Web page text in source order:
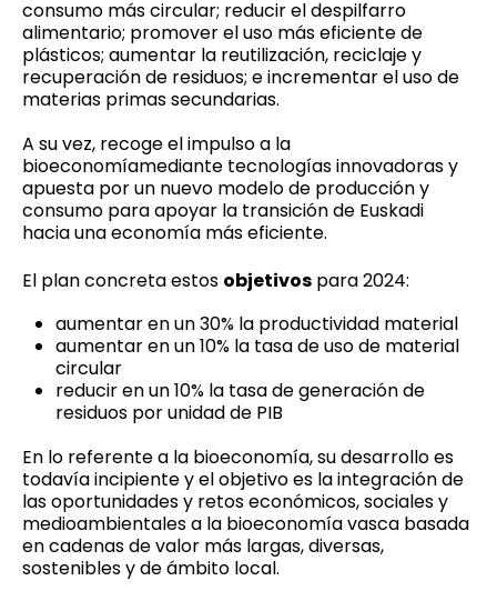
consumo más circular; reducir el despilfarro
alimentario; promover el uso más eficiente de
plásticos; aumentar la reutilización, reciclaje y
recuperación de residuos; e incrementar el uso de
materias primas secundarias.
A su vez, recoge el impulso a la
bioeconomíamediante tecnologías innovadoras y
apuesta por un nuevo modelo de producción y
consumo para apoyar la transición de Euskadi
hacia una economía más eficiente.
El plan concreta estos objetivos para 2024:
aumentar en un 30% la productividad material
aumentar en un 10% la tasa de uso de material
circular
reducir en un 10% la tasa de generación de
residuos por unidad de PIB
En lo referente a la bioeconomía, su desarrollo es
todavía incipiente y el objetivo es la integración de
las oportunidades y retos económicos, sociales y
medioambientales a la bioeconomía vasca basada
en cadenas de valor más largas, diversas,
sostenibles y de ámbito local.